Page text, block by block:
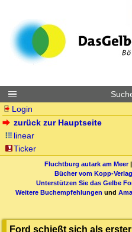
Login
zurück zur Hauptseite
linear
Ticker
Fluchtburg autark am Meer|
Bücher vom Kopp-
Unterstützen Sie das Gelbe
Weitere Buchempfehlungen und
Ford schießt sich als